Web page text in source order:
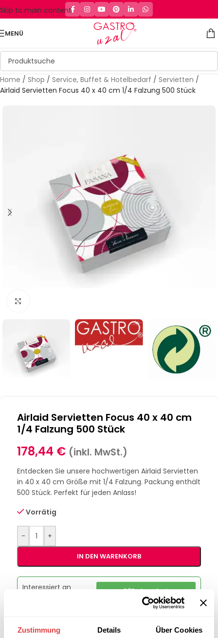
Zustimmung Details Über Cookies
Skip to main content
MENÜ
Home / Shop / Service, Buffet & Hotelbedarf / Servietten /
Airlaid Servietten Focus 40 x 40 cm 1/4 Falzung 500 Stück
Airlaid Servietten Focus 40 x 40 cm
1/4 Falzung 500 Stück
178,44 € (inkl. MwSt.)
Entdecken Sie unsere hochwertigen Airlaid Servietten
in 40 x 40 cm Größe mit 1/4 Falzung. Packung enthält
500 Stück. Perfekt für jeden Anlass!
Vorrätig
- +
IN DEN WARENKORB
Interessiert an
B2B-Angebot
anfordern